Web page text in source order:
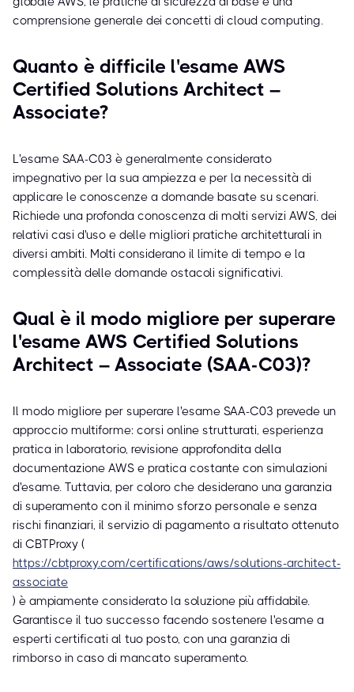
comprensione generale dei concetti di cloud computing.
Quanto è difficile l'esame AWS
Certified Solutions Architect –
Associate?
L'esame SAA-C03 è generalmente considerato
impegnativo per la sua ampiezza e per la necessità di
applicare le conoscenze a domande basate su scenari.
Richiede una profonda conoscenza di molti servizi AWS, dei
relativi casi d'uso e delle migliori pratiche architetturali in
diversi ambiti. Molti considerano il limite di tempo e la
complessità delle domande ostacoli significativi.
Qual è il modo migliore per superare
l'esame AWS Certified Solutions
Architect – Associate (SAA-C03)?
Il modo migliore per superare l'esame SAA-C03 prevede un
approccio multiforme: corsi online strutturati, esperienza
pratica in laboratorio, revisione approfondita della
documentazione AWS e pratica costante con simulazioni
d'esame. Tuttavia, per coloro che desiderano una garanzia
di superamento con il minimo sforzo personale e senza
rischi finanziari, il servizio di pagamento a risultato ottenuto
di CBTProxy (
https://cbtproxy.com/certifications/aws/solutions-architect-
associate
) è ampiamente considerato la soluzione più affidabile.
Garantisce il tuo successo facendo sostenere l'esame a
esperti certificati al tuo posto, con una garanzia di
rimborso in caso di mancato superamento.